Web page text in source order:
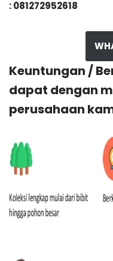
: 081272952618
Keuntungan /
dapat dengan
perusahaan